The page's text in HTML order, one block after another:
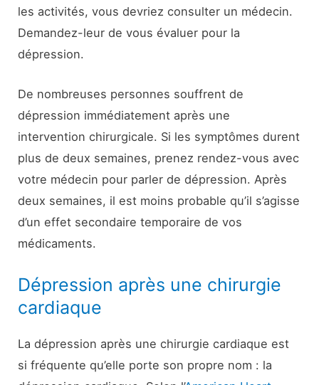
les activités, vous devriez consulter un médecin.
Demandez-leur de vous évaluer pour la
dépression.
De nombreuses personnes souffrent de
dépression immédiatement après une
intervention chirurgicale. Si les symptômes durent
plus de deux semaines, prenez rendez-vous avec
votre médecin pour parler de dépression. Après
deux semaines, il est moins probable qu’il s’agisse
d’un effet secondaire temporaire de vos
médicaments.
Dépression après une chirurgie
cardiaque
La dépression après une chirurgie cardiaque est
si fréquente qu’elle porte son propre nom : la